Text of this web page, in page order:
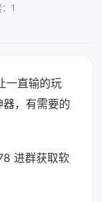
1
一直输的玩
器，有需要的
进群获取软